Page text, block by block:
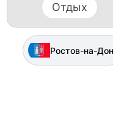
Отдых
Ростов-на-